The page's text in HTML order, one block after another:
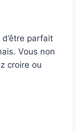
parfait
Vous non
croire ou